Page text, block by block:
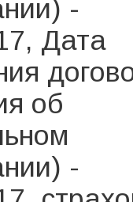
-
Дата
об
-